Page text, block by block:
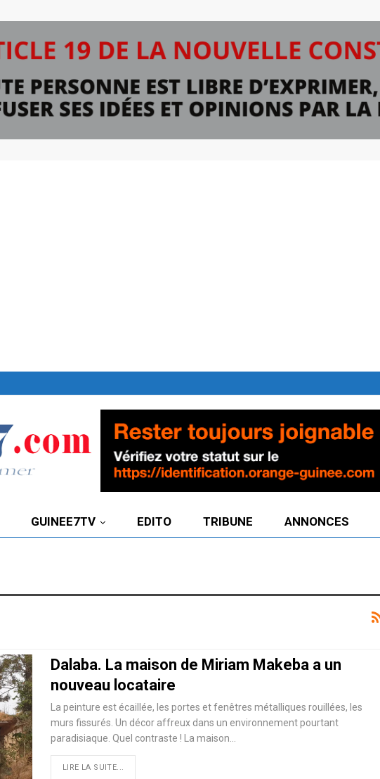
GUINEE7TV EDITO TRIBUNE ANNONCES
Dalaba. La maison de Miriam Makeba a un
nouveau locataire
La peinture est écaillée, les portes et fenêtres métalliques rouillées, les
murs fissurés. Un décor affreux dans un environnement pourtant
paradisiaque. Quel contraste ! La maison…
LIRE LA SUITE...